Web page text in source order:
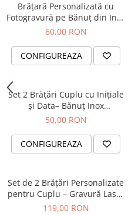
Brățară Personalizată cu
Fotogravură pe Bănuț din Inox
Argintiu 304
60,00 RON
CONFIGUREAZA
Set 2 Brățări Cuplu cu Inițiale
și Data– Bănuț Inox
Waterproof
50,00 RON
CONFIGUREAZA
Set de 2 Brățări Personalizate
pentru Cuplu – Gravură Laser
pe Inox Auriu IP, Onix Negru
119,00 RON